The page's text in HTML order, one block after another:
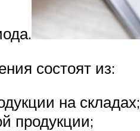
состоят из:
на складах;
продукции;